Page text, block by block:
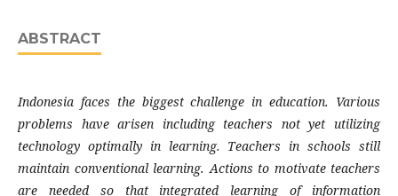
ABSTRACT
Indonesia faces the biggest challenge in education. Various
problems have arisen including teachers not yet utilizing
technology optimally in learning. Teachers in schools still
maintain conventional learning. Actions to motivate teachers
are needed so that integrated learning of information